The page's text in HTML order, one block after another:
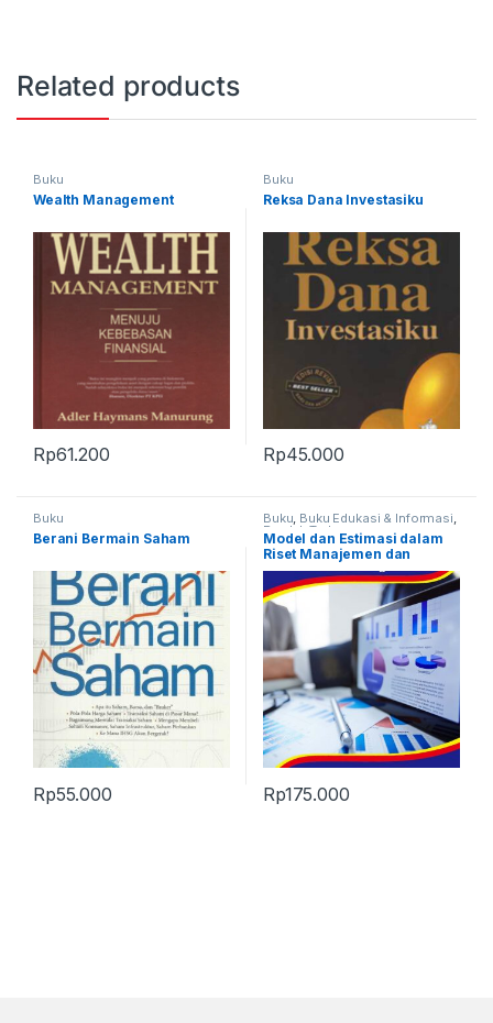
Related products
Buku
Wealth Management
Rp61.200
Buku
Reksa Dana Investasiku
Rp45.000
Buku
Berani Bermain Saham
Rp55.000
Buku, Buku Edukasi & Informasi,
Produk Terbaru
Model dan Estimasi dalam
Riset Manajemen dan
Keuangan
Rp175.000